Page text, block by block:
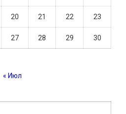
20 21 22 23
27 28 29 30
« Июл